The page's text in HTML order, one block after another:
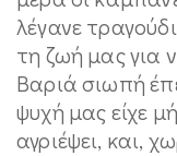
λέγανε
τη ζωή μας για
Βαριά σιωπή
ψυχή μας είχε
αγριέψει, και,